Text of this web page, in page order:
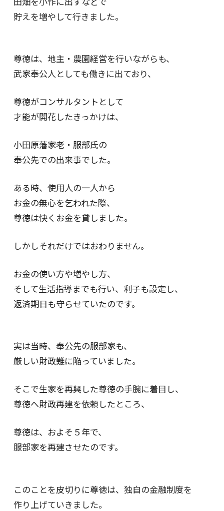
貯えを増やして行きました。
尊徳は、地主・農園経営を行いながらも、
武家奉公人としても働きに出ており、
尊徳がコンサルタントとして
才能が開花したきっかけは、
小田原藩家老・服部氏の
奉公先での出来事でした。
ある時、使用人の一人から
お金の無心を乞われた際、
尊徳は快くお金を貸しました。
しかしそれだけではおわりません。
お金の使い方や増やし方、
そして生活指導までも行い、利子も設定し、
返済期日も守らせていたのです。
実は当時、奉公先の服部家も、
厳しい財政難に陥っていました。
そこで生家を再興した尊徳の手腕に着目し、
尊徳へ財政再建を依頼したところ、
尊徳は、およそ５年で、
服部家を再建させたのです。
このことを皮切りに尊徳は、独自の金融制度を
作り上げていきました。